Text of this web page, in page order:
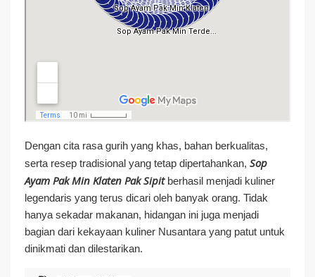
Dengan cita rasa gurih yang khas, bahan berkualitas,
serta resep tradisional yang tetap dipertahankan, Sop
Ayam Pak Min Klaten Pak Sipitberhasil menjadi kuliner
legendaris yang terus dicari oleh banyak orang. Tidak
hanya sekadar makanan, hidangan ini juga menjadi
bagian dari kekayaan kuliner Nusantara yang patut untuk
dinikmati dan dilestarikan.